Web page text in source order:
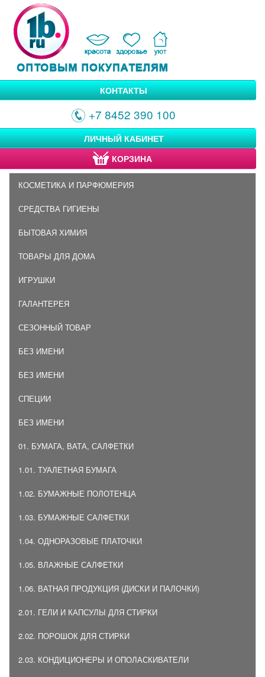
КОНТАКТЫ
+7 8452 390 100
ЛИЧНЫЙ КАБИНЕТ
КОРЗИНА
КОСМЕТИКА И ПАРФЮМЕРИЯ
СРЕДСТВА ГИГИЕНЫ
БЫТОВАЯ ХИМИЯ
ТОВАРЫ ДЛЯ ДОМА
ИГРУШКИ
ГАЛАНТЕРЕЯ
СЕЗОННЫЙ ТОВАР
БЕЗ ИМЕНИ
БЕЗ ИМЕНИ
СПЕЦИИ
БЕЗ ИМЕНИ
01. БУМАГА, ВАТА, САЛФЕТКИ
1.01. ТУАЛЕТНАЯ БУМАГА
1.02. БУМАЖНЫЕ ПОЛОТЕНЦА
1.03. БУМАЖНЫЕ САЛФЕТКИ
1.04. ОДНОРАЗОВЫЕ ПЛАТОЧКИ
1.05. ВЛАЖНЫЕ САЛФЕТКИ
1.06. ВАТНАЯ ПРОДУКЦИЯ (ДИСКИ И ПАЛОЧКИ)
2.01. ГЕЛИ И КАПСУЛЫ ДЛЯ СТИРКИ
2.02. ПОРОШОК ДЛЯ СТИРКИ
2.03. КОНДИЦИОНЕРЫ И ОПОЛАСКИВАТЕЛИ